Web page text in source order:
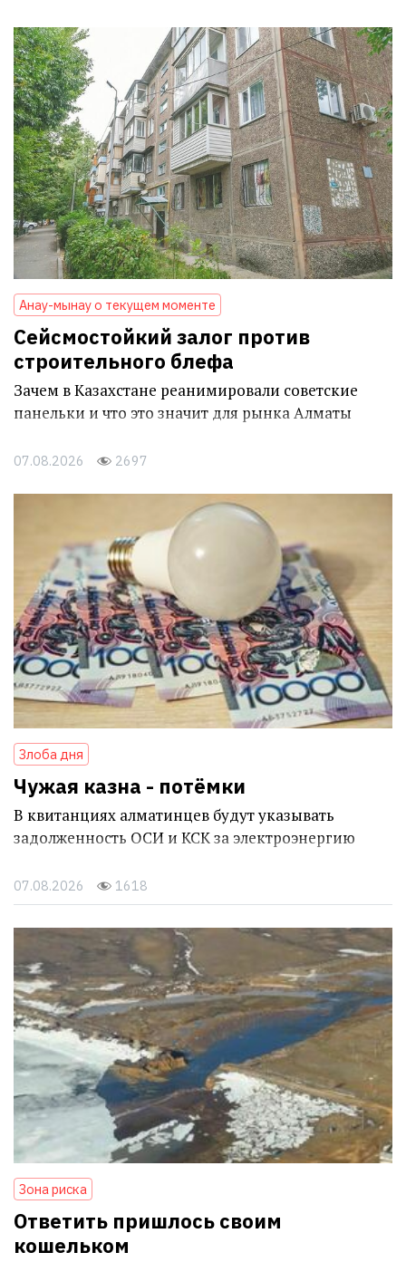
Анау-мынау о текущем моменте
Сейсмостойкий залог против
строительного блефа
Зачем в Казахстане реанимировали советские
панельки и что это значит для рынка Алматы
07.08.2026 2697
Злоба дня
Чужая казна - потёмки
В квитанциях алматинцев будут указывать
задолженность ОСИ и КСК за электроэнергию
07.08.2026 1618
Зона риска
Ответить пришлось своим
кошельком